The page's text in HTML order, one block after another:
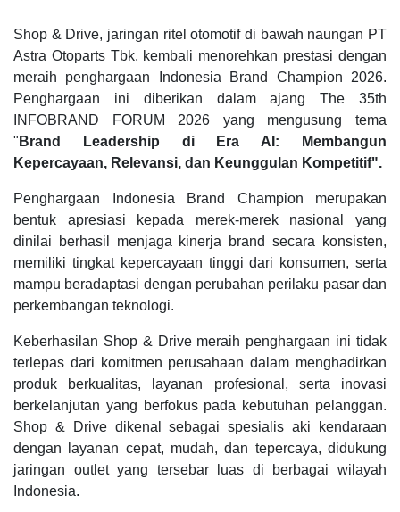
Shop & Drive, jaringan ritel otomotif di bawah naungan PT
Astra Otoparts Tbk, kembali menorehkan prestasi dengan
meraih penghargaan Indonesia Brand Champion 2026.
Penghargaan ini diberikan dalam ajang The 35th
INFOBRAND FORUM 2026 yang mengusung tema
" Brand Leadership di Era AI: Membangun
Kepercayaan, Relevansi, dan Keunggulan Kompetitif".
Penghargaan Indonesia Brand Champion merupakan
bentuk apresiasi kepada merek-merek nasional yang
dinilai berhasil menjaga kinerja brand secara konsisten,
memiliki tingkat kepercayaan tinggi dari konsumen, serta
mampu beradaptasi dengan perubahan perilaku pasar dan
perkembangan teknologi.
Keberhasilan Shop & Drive meraih penghargaan ini tidak
terlepas dari komitmen perusahaan dalam menghadirkan
produk berkualitas, layanan profesional, serta inovasi
berkelanjutan yang berfokus pada kebutuhan pelanggan.
Shop & Drive dikenal sebagai spesialis aki kendaraan
dengan layanan cepat, mudah, dan tepercaya, didukung
jaringan outlet yang tersebar luas di berbagai wilayah
Indonesia.